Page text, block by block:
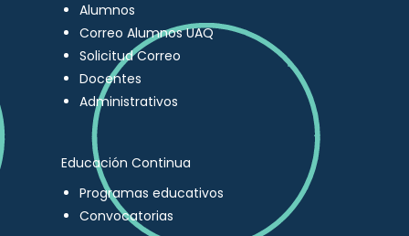
Alumnos
Correo Alumnos UAQ
Solicitud Correo
Docentes
Administrativos
Educación Continua
Programas educativos
Convocatorias